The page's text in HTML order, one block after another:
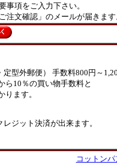
項をご入力下さい。
注文確認」のメールが届きま
型外郵便） 手数料800円～
10％の買い物手数料と
ます。
ジット決済が出来ます。
コットン